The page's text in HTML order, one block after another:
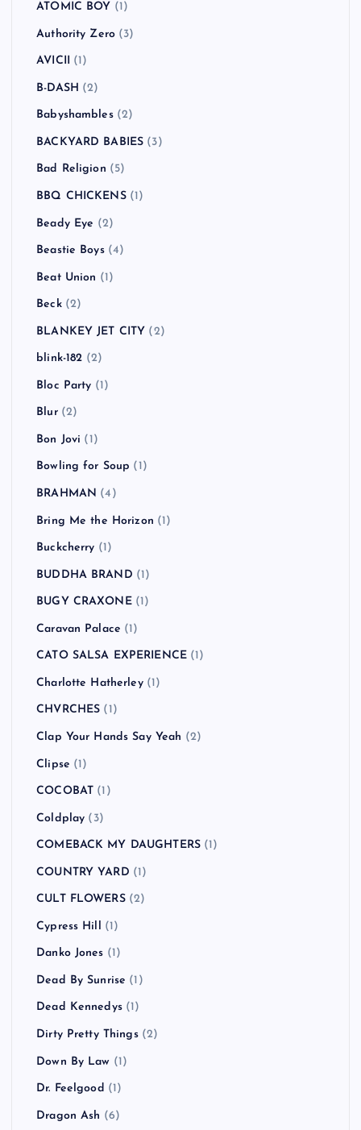
ATOMIC BOY (1)
Authority Zero (3)
AVICII (1)
B-DASH (2)
Babyshambles(2)
BACKYARD BABIES (3)
Bad Religion (5)
BBQ CHICKENS(1)
Beady Eye (2)
Beastie Boys(4)
Beat Union (1)
Beck(2)
BLANKEY JET CITY (2)
blink-182 (2)
Bloc Party (1)
Blur(2)
Bon Jovi (1)
Bowling for Soup (1)
BRAHMAN (4)
Bring Me the Horizon (1)
Buckcherry (1)
BUDDHA BRAND (1)
BUGY CRAXONE(1)
Caravan Palace (1)
CATO SALSA EXPERIENCE (1)
Charlotte Hatherley(1)
CHVRCHES (1)
Clap Your Hands Say Yeah (2)
Clipse (1)
COCOBAT (1)
Coldplay (3)
COMEBACK MY DAUGHTERS (1)
COUNTRY YARD (1)
CULT FLOWERS(2)
Cypress Hill (1)
Danko Jones (1)
Dead By Sunrise (1)
Dead Kennedys(1)
Dirty Pretty Things(2)
Down By Law (1)
Dr. Feelgood (1)
Dragon Ash (6)